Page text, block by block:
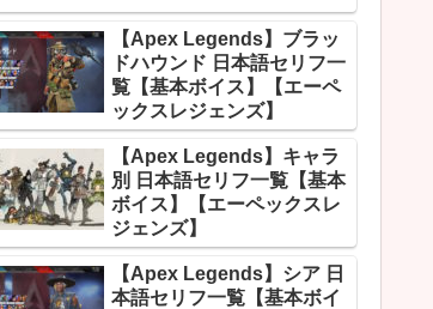
【Apex Legends】ブラッ
ドハウンド 日本語セリフ一
覧【基本ボイス】【エーペ
ックスレジェンズ】
【Apex Legends】キャラ
別 日本語セリフ一覧【基本
ボイス】【エーペックスレ
ジェンズ】
【Apex Legends】シア 日
本語セリフ一覧【基本ボイ